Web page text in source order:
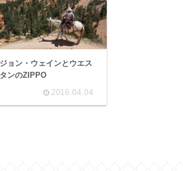
ジョン・ウェインとウエス
タンのZIPPO
2016.04.04